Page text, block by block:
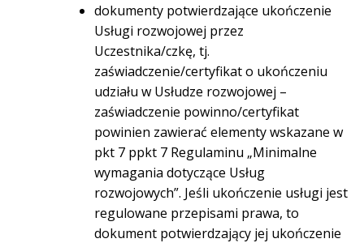
dokumenty potwierdzające ukończenie
Usługi rozwojowej przez
Uczestnika/czkę, tj.
zaświadczenie/certyfikat o ukończeniu
udziału w Usłudze rozwojowej –
zaświadczenie powinno/certyfikat
powinien zawierać elementy wskazane w
pkt 7 ppkt 7 Regulaminu „Minimalne
wymagania dotyczące Usług
rozwojowych”. Jeśli ukończenie usługi jest
regulowane przepisami prawa, to
dokument potwierdzający jej ukończenie